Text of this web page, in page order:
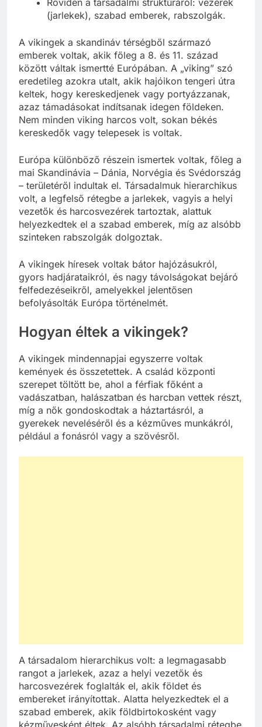
(jarlekek), szabad emberek, rabszolgák.
A vikingek a skandináv térségből származó
emberek voltak, akik főleg a 8. és 11. század
között váltak ismertté Európában. A „viking” szó
eredetileg azokra utalt, akik hajóikon tengeri útra
keltek, hogy kereskedjenek vagy portyázzanak,
azaz támadásokat indítsanak idegen földeken.
Nem minden viking harcos volt, sokan békés
kereskedők vagy telepesek is voltak.
Európa különböző részein ismertek voltak, főleg a
mai Skandinávia – Dánia, Norvégia és Svédország
– területéről indultak el. Társadalmuk hierarchikus
volt, a legfelső rétegbe a jarlekek, vagyis a helyi
vezetők és harcosvezérek tartoztak, alattuk
helyezkedtek el a szabad emberek, míg az alsóbb
szinteken rabszolgák dolgoztak.
A vikingek híresek voltak bátor hajózásukról,
gyors hadjárataikról, és nagy távolságokat bejáró
felfedezéseikről, amelyekkel jelentősen
befolyásolták Európa történelmét.
Hogyan éltek a vikingek?
A vikingek mindennapjai egyszerre voltak
kemények és összetettek. A család központi
szerepet töltött be, ahol a férfiak főként a
vadászatban, halászatban és harcban vettek részt,
míg a nők gondoskodtak a háztartásról, a
gyerekek neveléséről és a kézműves munkákról,
például a fonásról vagy a szövésről.
A társadalom hierarchikus volt: a legmagasabb
rangot a jarlekek, azaz a helyi vezetők és
harcosvezérek foglalták el, akik földet és
embereket irányítottak. Alatta helyezkedtek el a
szabad emberek, akik földbirtokosként vagy
kézművesként éltek. Az alsóbb társadalmi rétegbe